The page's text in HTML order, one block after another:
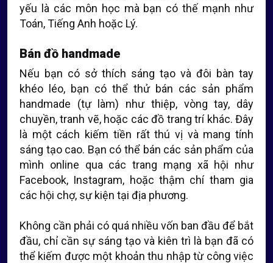
yếu là các môn học mà bạn có thế mạnh như
Toán, Tiếng Anh hoặc Lý.
Bán đồ handmade
Nếu bạn có sở thích sáng tạo và đôi bàn tay
khéo léo, bạn có thể thử bán các sản phẩm
handmade (tự làm) như thiệp, vòng tay, dây
chuyền, tranh vẽ, hoặc các đồ trang trí khác. Đây
là một cách kiếm tiền rất thú vị và mang tính
sáng tạo cao. Bạn có thể bán các sản phẩm của
mình online qua các trang mạng xã hội như
Facebook, Instagram, hoặc thậm chí tham gia
các hội chợ, sự kiện tại địa phương.
Không cần phải có quá nhiều vốn ban đầu để bắt
đầu, chỉ cần sự sáng tạo và kiên trì là bạn đã có
thể kiếm được một khoản thu nhập từ công việc